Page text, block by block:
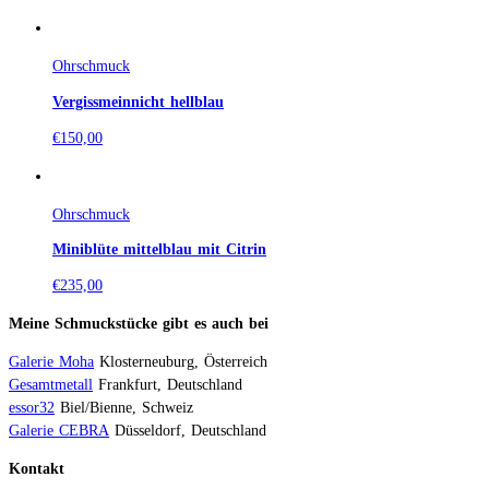
Ohrschmuck
Vergissmeinnicht hellblau
€150,00
Ohrschmuck
Miniblüte mittelblau mit Citrin
€235,00
Meine Schmuckstücke gibt es auch bei
Galerie Moha Klosterneuburg, Österreich
Gesamtmetall Frankfurt, Deutschland
essor32 Biel/Bienne, Schweiz
Galerie CEBRA Düsseldorf, Deutschland
Kontakt